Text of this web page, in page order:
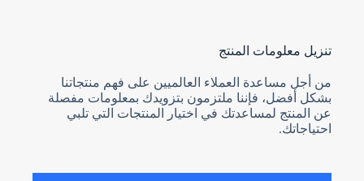
تنزيل معلومات المنتج
من أجل مساعدة العملاء العالميين على فهم منتجاتنا
بشكل أفضل، فإننا ملتزمون بتزويدك بمعلومات مفصلة
عن المنتج لمساعدتك في اختيار المنتجات التي تلبي
احتياجاتك.